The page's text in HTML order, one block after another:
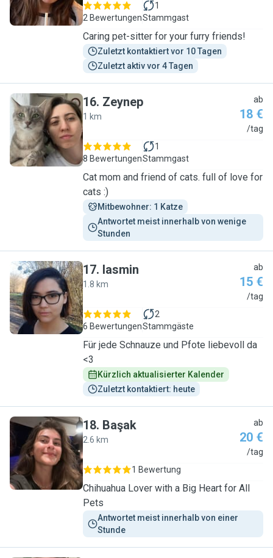
2 Bewertungen
1
Stammgast
Caring pet-sitter for your furry friends!
Zuletzt kontaktiert vor 10 Tagen
Zuletzt aktiv vor 4 Tagen
Z
16. Zeynep
1 km
ab
18 €
/tag
8 Bewertungen
1
Stammgast
Cat mom and friend of cats. full of love for
cats :)
Mitbewohner: 1 Katze
Antwortet meist innerhalb von wenige
Stunden
I
17. Iasmin
1.8 km
ab
15 €
/tag
6 Bewertungen
2
Stammgäste
Für jede Schnauze und Pfote liebevoll da
<3
Kürzlich aktualisierter Kalender
Zuletzt kontaktiert: heute
B
18. Başak
2.6 km
ab
20 €
/tag
1 Bewertung
Chihuahua Lover with a Big Heart for All
Pets
Antwortet meist innerhalb von einer
Stunde